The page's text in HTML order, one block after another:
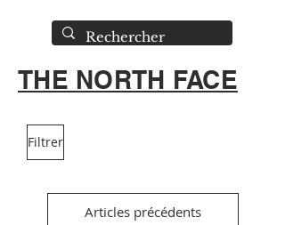
THE NORTH FACE
Filtrer
Articles précédents